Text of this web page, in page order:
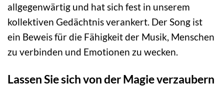
allgegenwärtig und hat sich fest in unserem
kollektiven Gedächtnis verankert. Der Song ist
ein Beweis für die Fähigkeit der Musik, Menschen
zu verbinden und Emotionen zu wecken.
Lassen Sie sich von der Magie verzaubern